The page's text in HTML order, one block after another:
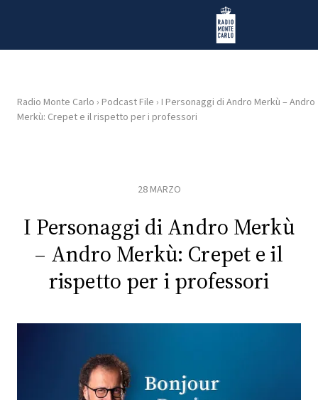
Radio Monte Carlo
HOME
RADIO
PLAYLIST
CONCORSI
Radio Monte Carlo › Podcast File › I Personaggi di Andro Merkù – Andro
Merkù: Crepet e il rispetto per i professori
28 MARZO
I Personaggi di Andro Merkù
– Andro Merkù: Crepet e il
rispetto per i professori